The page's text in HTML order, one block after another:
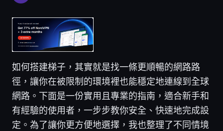
如何搭建梯子，其實就是找一條更順暢的網路路
徑，讓你在被限制的環境裡也能穩定地連線到全球
網路。下面是一份實用且專業的指南，適合新手和
有經驗的使用者，一步步教你安全、快速地完成設
定。為了讓你更方便地選擇，我也整理了不同情境